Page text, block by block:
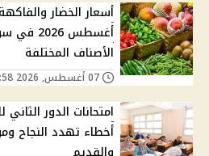
أغسطس
الأصناف المختلفة
أخطاء تهدد النجاح